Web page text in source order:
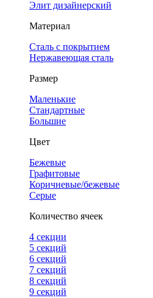
Элит дизайнерский
Материал
Сталь с покрытием
Нержавеющая сталь
Размер
Маленькие
Стандартные
Большие
Цвет
Бежевые
Графитовые
Коричневые/бежевые
Серые
Количество ячеек
4 cекции
5 секций
6 секций
7 секций
8 секций
9 секций